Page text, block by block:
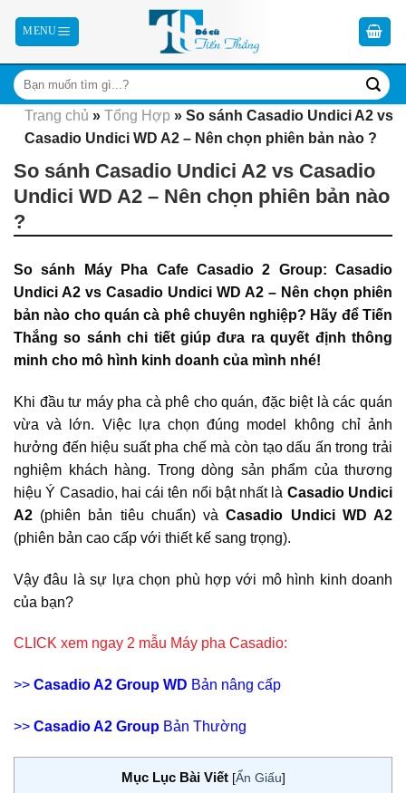
Trang chủ » Tổng Hợp » So sánh Casadio Undici A2 vs
Casadio Undici WD A2 – Nên chọn phiên bản nào ?
So sánh Casadio Undici A2 vs Casadio
Undici WD A2 – Nên chọn phiên bản nào
?
So sánh Máy Pha Cafe Casadio 2 Group: Casadio
Undici A2 vs Casadio Undici WD A2 – Nên chọn phiên
bản nào cho quán cà phê chuyên nghiệp? Hãy để Tiến
Thắng so sánh chi tiết giúp đưa ra quyết định thông
minh cho mô hình kinh doanh của mình nhé!
Khi đầu tư máy pha cà phê cho quán, đặc biệt là các quán
vừa và lớn. Việc lựa chọn đúng model không chỉ ảnh
hưởng đến hiệu suất pha chế mà còn tạo dấu ấn trong trải
nghiệm khách hàng. Trong dòng sản phẩm của thương
hiệu Ý Casadio, hai cái tên nổi bật nhất là Casadio Undici
A2 (phiên bản tiêu chuẩn) vàCasadio Undici WD A2
(phiên bản cao cấp với thiết kế sang trọng).
Vậy đâu là sự lựa chọn phù hợp với mô hình kinh doanh
của bạn?
CLICK xem ngay 2 mẫu Máy pha Casadio:
>> Casadio A2 Group WD Bản nâng cấp
>> Casadio A2 Group Bản Thường
Mục Lục Bài Viết [Ẩn Giấu]